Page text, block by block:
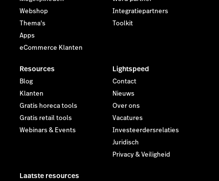
Webshop
Thema's
Apps
eCommerce Klanten
Integratiepartners
Toolkit
Resources
Blog
Klanten
Gratis horeca tools
Gratis retail tools
Webinars & Events
Lightspeed
Contact
Nieuws
Over ons
Vacatures
Investeerdersrelaties
Juridisch
Privacy & Veiligheid
Laatste resources